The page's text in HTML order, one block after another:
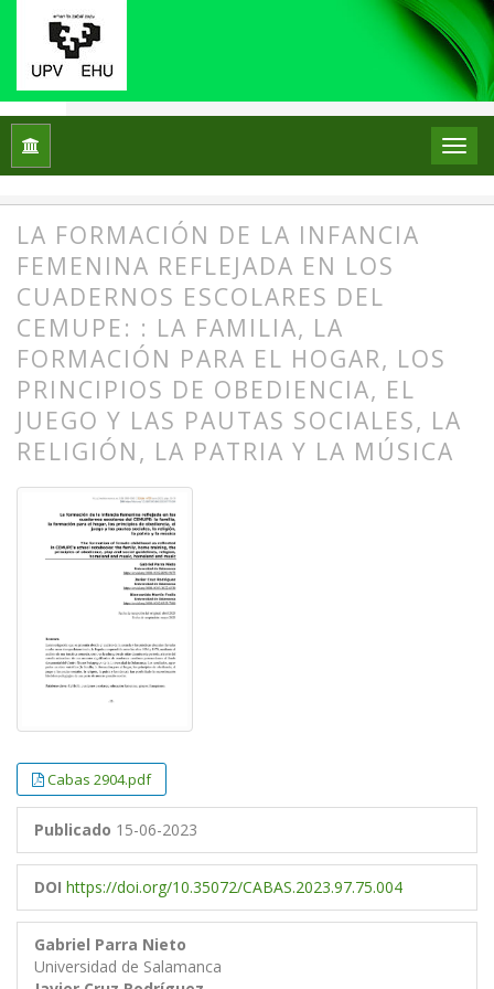
Inicio
Núm. 29 (2023): Monográfico X Jornadas
Monográfico
LA FORMACIÓN DE LA INFANCIA
FEMENINA REFLEJADA EN LOS
CUADERNOS ESCOLARES DEL
CEMUPE: : LA FAMILIA, LA
FORMACIÓN PARA EL HOGAR, LOS
PRINCIPIOS DE OBEDIENCIA, EL
JUEGO Y LAS PAUTAS SOCIALES, LA
RELIGIÓN, LA PATRIA Y LA MÚSICA
Cabas 2904.pdf
Publicado 15-06-2023
DOI https://doi.org/10.35072/CABAS.2023.97.75.004
Gabriel Parra Nieto
Universidad de Salamanca